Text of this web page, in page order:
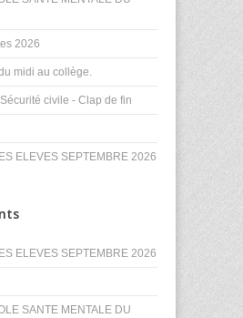
2026
midi au collège.
civile - Clap de fin
ELEVES SEPTEMBRE 2026
ELEVES SEPTEMBRE 2026
SANTE MENTALE DU